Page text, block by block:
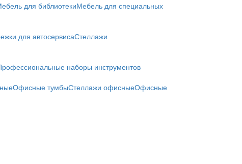
для библиотекиМебель для специальных
для автосервисаСтеллажи
наборы инструментов
Офисные тумбыСтеллажи офисныеОфисные